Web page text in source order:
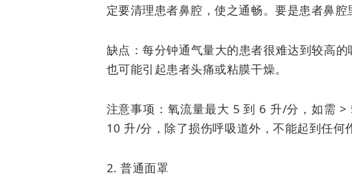
定要清理患者鼻腔，使之通畅。要是患者鼻
缺点：每分钟通气量大的患者很难达到较高
也可能引起患者头痛或粘膜干燥。
注意事项：氧流量最大 5 到 6 升/分，如需
10 升/分，除了损伤呼吸道外，不能起到任何
2. 普通面罩